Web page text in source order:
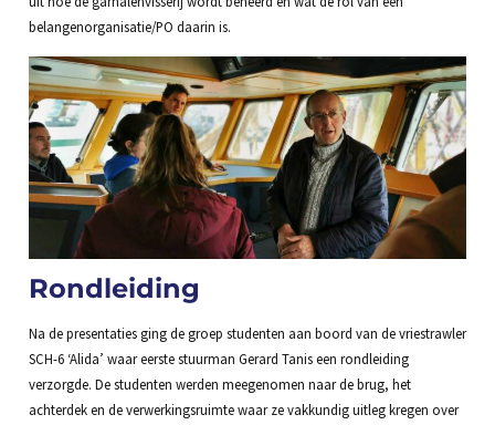
belangenorganisatie/PO daarin is.
Rondleiding
Na de presentaties ging de groep studenten aan boord van de vriestrawler
SCH-6 ‘Alida’ waar eerste stuurman Gerard Tanis een rondleiding
verzorgde. De studenten werden meegenomen naar de brug, het
achterdek en de verwerkingsruimte waar ze vakkundig uitleg kregen over